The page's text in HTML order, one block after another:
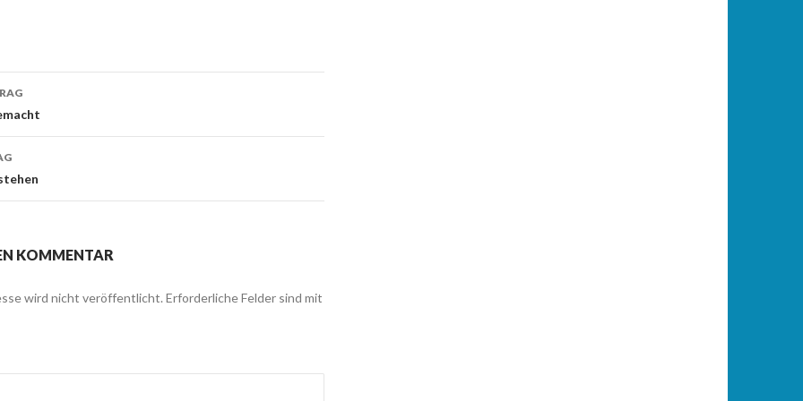
KOMMENTAR
wird nicht veröffentlicht. Erforderliche Felder sind mit